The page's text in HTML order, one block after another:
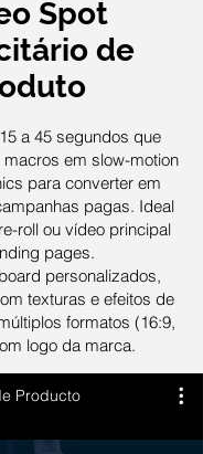
Spot
de
a 45 segundos que
em slow-motion
para converter em
pagas. Ideal
roll ou vídeo principal
pages.
personalizados,
texturas e efeitos de
formatos (16:9,
logo da marca.
Producto